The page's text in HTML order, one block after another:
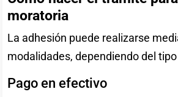
moratoria
La adhesión puede realizarse
modalidades, dependiendo del
Pago en efectivo